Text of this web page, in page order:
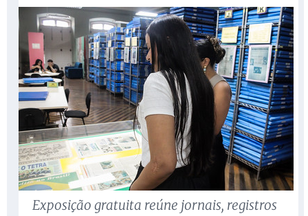
Exposição gratuita reúne jornais, registros